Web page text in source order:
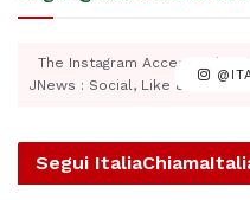
The Instagram Access
JNews : Social, Like & View >
Segui